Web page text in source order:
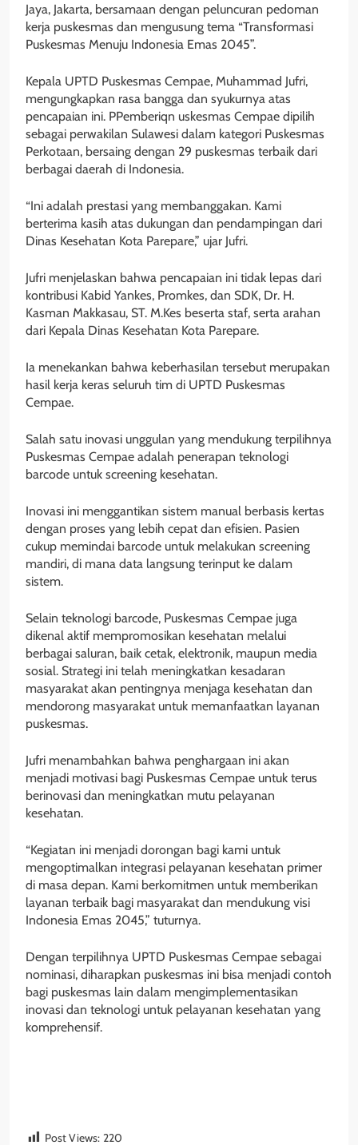
Jaya, Jakarta, bersamaan dengan peluncuran pedoman
kerja puskesmas dan mengusung tema “Transformasi
Puskesmas Menuju Indonesia Emas 2045”.
Kepala UPTD Puskesmas Cempae, Muhammad Jufri,
mengungkapkan rasa bangga dan syukurnya atas
pencapaian ini. PPemberiqn uskesmas Cempae dipilih
sebagai perwakilan Sulawesi dalam kategori Puskesmas
Perkotaan, bersaing dengan 29 puskesmas terbaik dari
berbagai daerah di Indonesia.
“Ini adalah prestasi yang membanggakan. Kami
berterima kasih atas dukungan dan pendampingan dari
Dinas Kesehatan Kota Parepare,” ujar Jufri.
Jufri menjelaskan bahwa pencapaian ini tidak lepas dari
kontribusi Kabid Yankes, Promkes, dan SDK, Dr. H.
Kasman Makkasau, ST. M.Kes beserta staf, serta arahan
dari Kepala Dinas Kesehatan Kota Parepare.
Ia menekankan bahwa keberhasilan tersebut merupakan
hasil kerja keras seluruh tim di UPTD Puskesmas
Cempae.
Salah satu inovasi unggulan yang mendukung terpilihnya
Puskesmas Cempae adalah penerapan teknologi
barcode untuk screening kesehatan.
Inovasi ini menggantikan sistem manual berbasis kertas
dengan proses yang lebih cepat dan efisien. Pasien
cukup memindai barcode untuk melakukan screening
mandiri, di mana data langsung terinput ke dalam
sistem.
Selain teknologi barcode, Puskesmas Cempae juga
dikenal aktif mempromosikan kesehatan melalui
berbagai saluran, baik cetak, elektronik, maupun media
sosial. Strategi ini telah meningkatkan kesadaran
masyarakat akan pentingnya menjaga kesehatan dan
mendorong masyarakat untuk memanfaatkan layanan
puskesmas.
Jufri menambahkan bahwa penghargaan ini akan
menjadi motivasi bagi Puskesmas Cempae untuk terus
berinovasi dan meningkatkan mutu pelayanan
kesehatan.
“Kegiatan ini menjadi dorongan bagi kami untuk
mengoptimalkan integrasi pelayanan kesehatan primer
di masa depan. Kami berkomitmen untuk memberikan
layanan terbaik bagi masyarakat dan mendukung visi
Indonesia Emas 2045,” tuturnya.
Dengan terpilihnya UPTD Puskesmas Cempae sebagai
nominasi, diharapkan puskesmas ini bisa menjadi contoh
bagi puskesmas lain dalam mengimplementasikan
inovasi dan teknologi untuk pelayanan kesehatan yang
komprehensif.
Post Views: 220